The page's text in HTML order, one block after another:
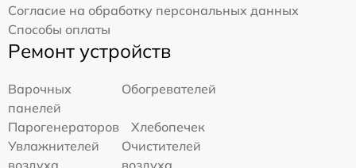
Согласие на обработку персональных данных
Способы оплаты
Ремонт устройств
Варочных
панелей
Обогревателей
Парогенераторов
Хлебопечек
Увлажнителей
воздуха
Очистителей
воздуха